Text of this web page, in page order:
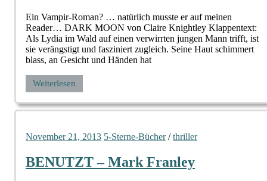
Ein Vampir-Roman? … natürlich musste er auf meinen
Reader… DARK MOON von Claire Knightley Klappentext:
Als Lydia im Wald auf einen verwirrten jungen Mann trifft, ist
sie verängstigt und fasziniert zugleich. Seine Haut schimmert
blass, an Gesicht und Händen hat
Weiterlesen
November 21, 2013 5-Sterne-Bücher/thriller
BENUTZT – Mark Franley